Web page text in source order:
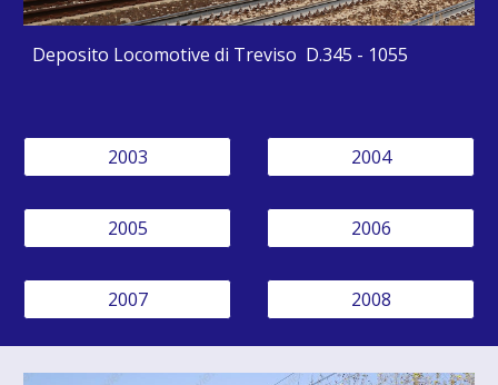
Deposito Locomotive di Treviso D.345 - 1055
2003
2005
2007
2004
2006
2008